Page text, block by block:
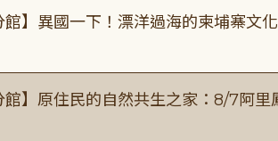
館】異國一下！漂洋過海的柬埔寨文
館】原住民的自然共生之家：8/7阿